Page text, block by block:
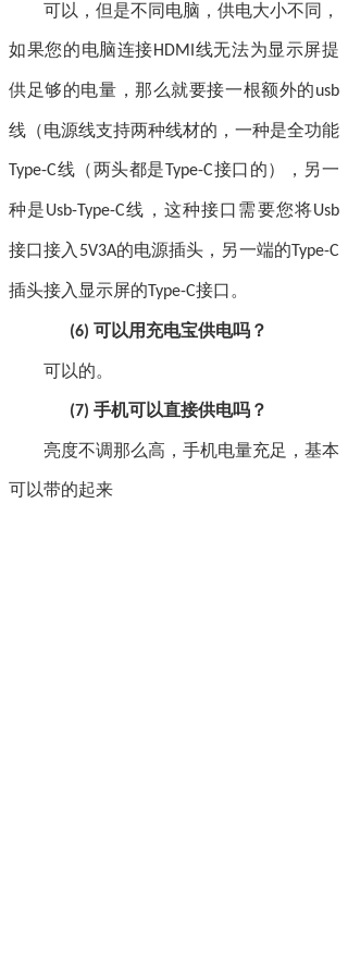
可以，但是不同电脑，供电大小不同，
如果您的电脑连接HDMI 线无法为显示屏提
供足够的电量，那么就要接一根额外的usb
线（电源线支持两种线材的，一种是全功能
Type-C线（两头都是 Type-C接口的），另一
种是Usb-Type-C线，这种接口需要您将Usb
接口接入 5V3A的电源插头，另一端的 Type-C
插头接入显示屏的 Type-C接口。
(6) 可以用充电宝供电吗？
可以的。
(7) 手机可以直接供电吗？
亮度不调那么高，手机电量充足，基本
可以带的起来